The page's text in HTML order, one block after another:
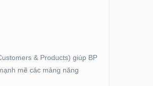
& Products) giúp BP
mẽ các mảng năng